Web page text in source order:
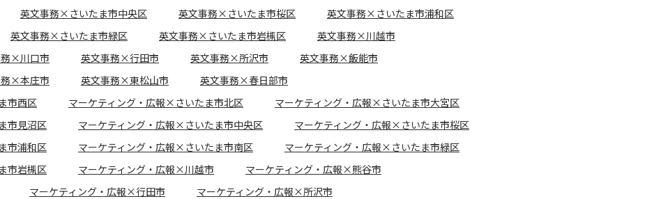
英文事務×さいたま市中央区 英文事務×さいたま市桜区
英文事務×さいたま市浦和区
英文事務×さいたま市緑区 英文事務×さいたま市岩槻区
英文事務×川越市
×川口市 英文事務×行田市 英文事務×所沢市
英文事務×飯能市
×本庄市 英文事務×東松山市
英文事務×春日部市
市西区
マーケティング・広報×さいたま市北区
マーケティング・広報×さいたま市大宮区
市見沼区
マーケティング・広報×さいたま市中央区
マーケティング・広報×さいたま市桜区
市浦和区
マーケティング・広報×さいたま市南区
マーケティング・広報×さいたま市緑区
市岩槻区
マーケティング・広報×川越市
マーケティング・広報×熊谷市
マーケティング・広報×行田市
マーケティング・広報×所沢市